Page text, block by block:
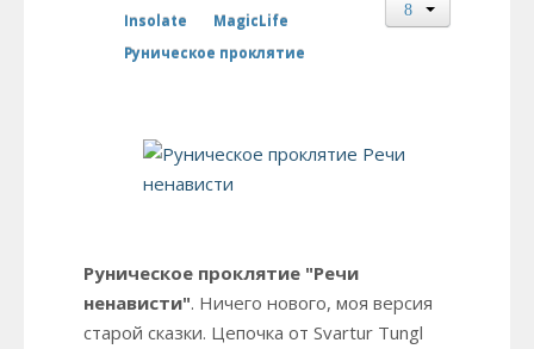
Insolate
MagicLife
Руническое проклятие
Руническое проклятие "Речи
ненависти". Ничего нового, моя версия
старой сказки. Цепочка от Svartur Tungl